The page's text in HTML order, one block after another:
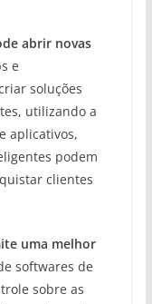
abrir novas
e
soluções
utilizando a
aplicativos,
podem
clientes
uma melhor
softwares de
sobre as